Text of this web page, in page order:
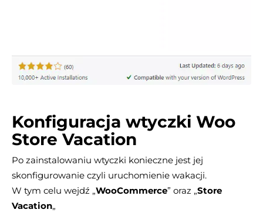
Konfiguracja wtyczki Woo
Store Vacation
Po zainstalowaniu wtyczki konieczne jest jej
skonfigurowanie czyli uruchomienie wakacji.
W tym celu wejdź „WooCommerce” oraz „Store
Vacation„